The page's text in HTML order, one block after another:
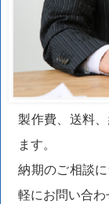
製作費、送料
ます。
納期のご相談
軽にお問い合わ